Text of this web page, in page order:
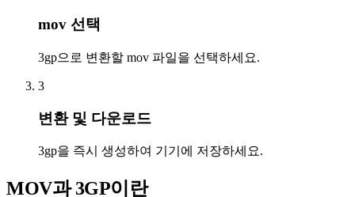
mov 선택
3gp으로 변환할 mov 파일을 선택하세요.
3
변환 및 다운로드
3gp을 즉시 생성하여 기기에 저장하세요.
MOV과 3GP이란